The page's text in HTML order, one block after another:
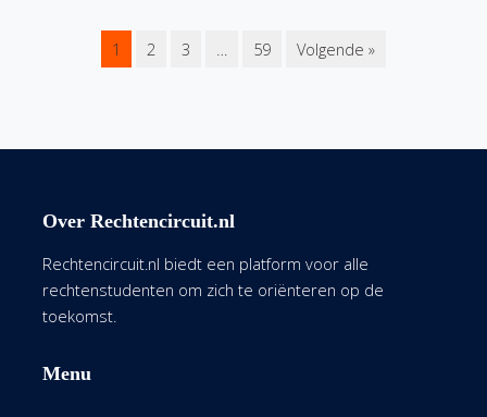
1 2 3 … 59 Volgende »
Over Rechtencircuit.nl
Rechtencircuit.nl biedt een platform voor alle
rechtenstudenten om zich te oriënteren op de
toekomst.
Menu